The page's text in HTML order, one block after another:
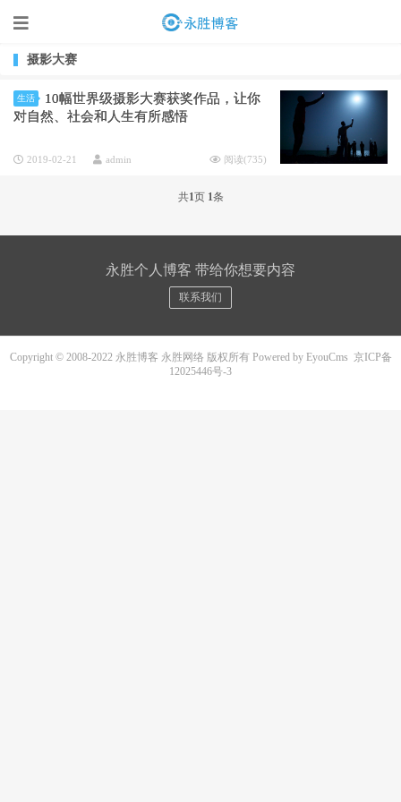
摄影大赛
生活
10幅世界级摄影大赛获奖作品，让你
对自然、社会和人生有所感悟
2019-02-21 admin 阅读(735)
共1页 1条
永胜个人博客 带给你想要内容
联系我们
Copyright © 2008-2022 永胜博客 永胜网络 版权所有Powered by EyouCms 京ICP备
12025446号-3